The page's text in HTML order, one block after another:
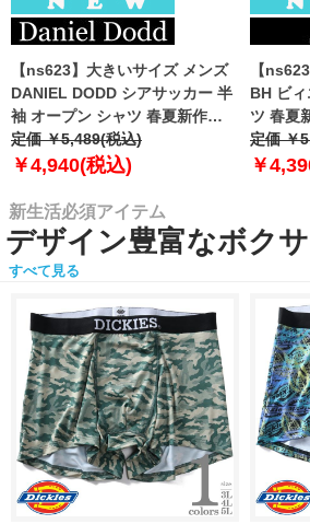
【ns623】大きいサイズ メンズ
DANIEL DODD シアサッカー 半
袖 オープン シャツ 春夏新作
azsh-260213 【fre】
定価 ￥5,489(税込)
￥4,940(税込)
【
BH ビ
ツ 春夏
定価 ￥
￥
新生活必須アイテム
デザイン豊富なボク
すべて見る